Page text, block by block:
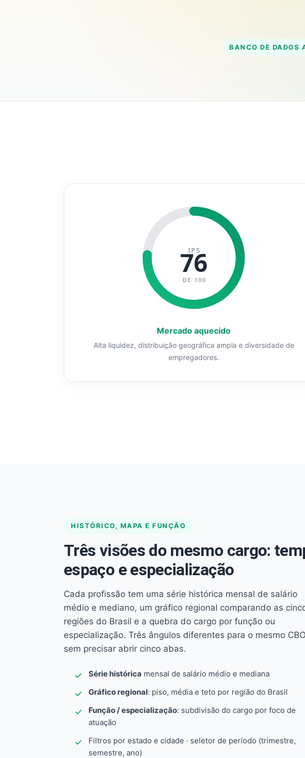
BANCO DE DADOS
IPS
76
DE 100
Mercado aquecido
Alta liquidez, distribuição geográfica ampla e diversidade de
empregadores.
HISTÓRICO, MAPA E FUNÇÃO
Três visões do mesmo cargo:
espaço e especialização
Cada profissão tem uma série histórica mensal de salário
médio e mediano, um gráfico regional comparando as
regiões do Brasil e a quebra do cargo por função ou
especialização. Três ângulos diferentes para o mesmo
sem precisar abrir cinco abas.
Série histórica mensal de salário médio e mediana
Gráfico regional: piso, média e teto por região do Brasil
Função / especialização: subdivisão do cargo por foco de
atuação
Filtros por estado e cidade · seletor de período (trimestre,
semestre, ano)